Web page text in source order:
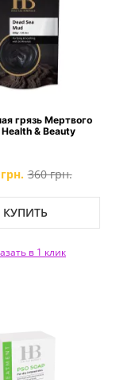
грязь Мертвого
& Beauty
360 грн.
КУПИТЬ
в 1 клик